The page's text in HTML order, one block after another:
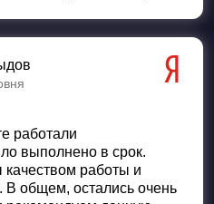
работали
выполнено в срок.
работы и
В общем, остались очень